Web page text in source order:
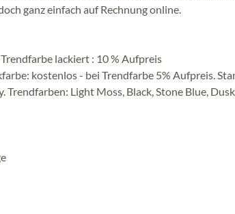
ganz einfach auf Rechnung online.
lackiert : 10 % Aufpreis
kostenlos - bei Trendfarbe 5% Aufpreis.
Trendfarben: Light Moss, Black, Stone Blue,